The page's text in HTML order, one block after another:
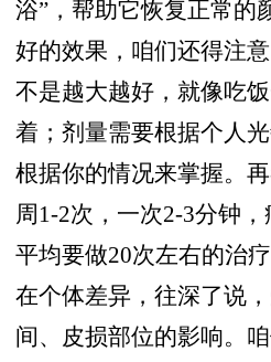
浴”，帮助它恢复正常的
好的效果，咱们还得注
不是越大越好，就像吃
着；剂量需要根据个人
根据你的情况来掌握。
周1-2次，一次2-3分钟，
平均要做20次左右的治
在个体差异，往深了说
间、皮损部位的影响。